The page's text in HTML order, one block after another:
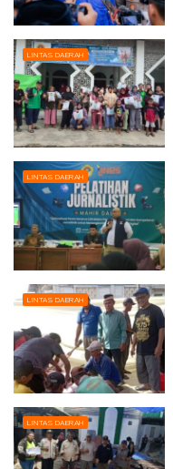
LINTAS DAERAH
LINTAS DAERAH
LINTAS DAERAH
LINTAS DAERAH